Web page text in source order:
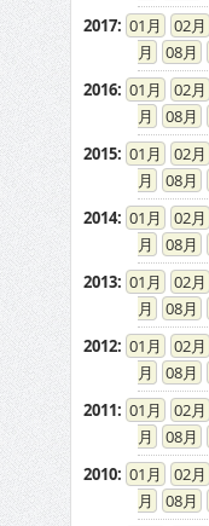
2017: 01 02
08
2016: 01 02
08
2015: 01 02
08
2014: 01 02
08
2013: 01 02
08
2012: 01 02
08
2011: 01 02
08
2010: 01 02
08